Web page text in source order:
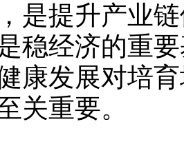
是提升产业
稳经济的重
康发展对培
关重要。